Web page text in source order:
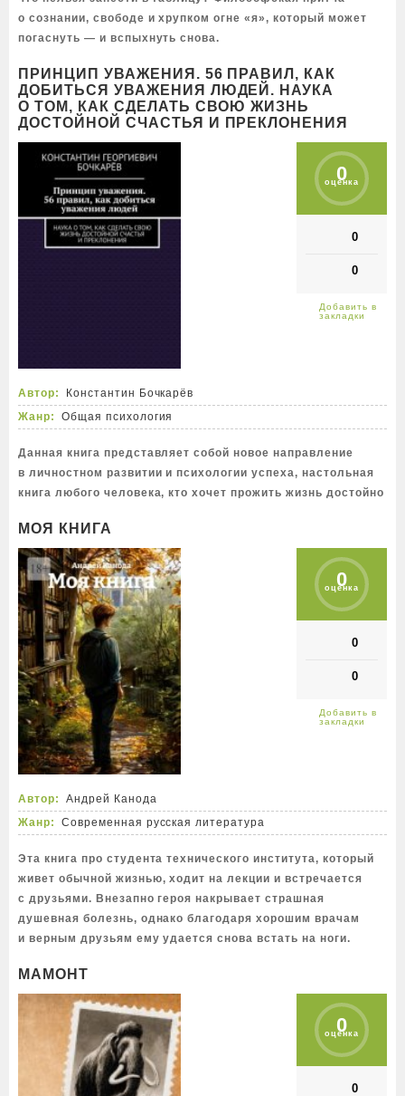
о сознании, свободе и хрупком огне «я», который может
погаснуть — и вспыхнуть снова.
ПРИНЦИП УВАЖЕНИЯ. 56 ПРАВИЛ, КАК
ДОБИТЬСЯ УВАЖЕНИЯ ЛЮДЕЙ. НАУКА
О ТОМ, КАК СДЕЛАТЬ СВОЮ ЖИЗНЬ
ДОСТОЙНОЙ СЧАСТЬЯ И ПРЕКЛОНЕНИЯ
0
оценка
0
0
Автор:
Константин Бочкарёв
Жанр:
Общая психология
Данная книга представляет собой новое направление
в личностном развитии и психологии успеха, настольная
книга любого человека, кто хочет прожить жизнь достойно
МОЯ КНИГА
0
оценка
0
0
Автор:
Андрей Канода
Жанр:
Современная русская литература
Эта книга про студента технического института, который
живет обычной жизнью, ходит на лекции и встречается
с друзьями. Внезапно героя накрывает страшная
душевная болезнь, однако благодаря хорошим врачам
и верным друзьям ему удается снова встать на ноги.
МАМОНТ
0
оценка
0